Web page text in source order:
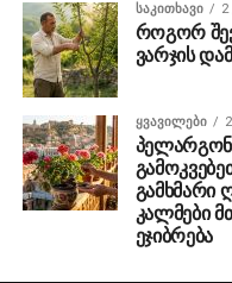
ᲡᲐᲙᲘᲗᲮᲐᲕᲘ 2
როგორ
ვარჯის
ᲧᲕᲐᲕᲘᲚᲔᲑᲘ
გამხმარი
კალმები
ეჯიბრება